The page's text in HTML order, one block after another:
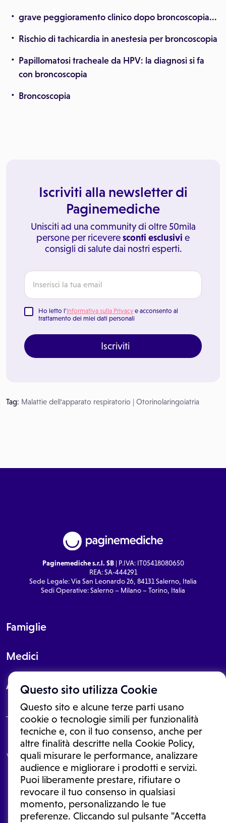
Questo sito utilizza Cookie
Questo sito e alcune terze parti usano
cookie o tecnologie simili per funzionalità
tecniche e, con il tuo consenso, anche per
altre finalità descritte nella Cookie Policy,
quali misurare le performance, analizzare
audience e migliorare i prodotti e servizi.
Puoi liberamente prestare, rifiutare o
revocare il tuo consenso in qualsiasi
momento, personalizzando le tue
preferenze. Cliccando sul pulsante "Accetta
grave peggioramento clinico dopo broncoscopia...
Rischio di tachicardia in anestesia per broncoscopia
Papillomatosi tracheale da HPV: la diagnosi si fa
con broncoscopia
Broncoscopia
Iscriviti alla newsletter di
Paginemediche
Unisciti ad una community di oltre 50mila
persone per riceveresconti esclusivi e
consigli di salute dai nostri esperti.
Ho letto l'Informativa sulla Privacy e acconsento al
trattamento dei miei dati personali
Iscriviti
Tag: Malattie dell'apparato respiratorio | Otorinolaringoiatria
Paginemediche s.r.l. SB| P.IVA: IT05418080650
REA: SA-444291
Sede Legale: Via San Leonardo 26, 84131 Salerno, Italia
Sedi Operative: Salerno – Milano – Torino, Italia
Famiglie
Medici
About
Le informazioni proposte in questo sito non sono un consulto medico.
In nessun caso, queste informazioni sostituiscono un consulto, una
visita o una diagnosi formulata dal medico. Non si devono considerare
le informazioni disponibili come suggerimenti per la formulazione di
una diagnosi, la determinazione di un trattamento o l'assunzione o
sospensione di un farmaco senza prima consultare un medico di
medicina generale o uno specialista.
Condizioni di utilizzo|Privacy Policy |Gestione cookie
Ⓒ 2026 | Tutti i diritti riservati.